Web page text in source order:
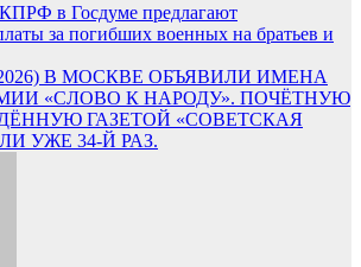
в Госдуме предлагают
за погибших военных на братьев и
В МОСКВЕ ОБЪЯВИЛИ ИМЕНА
«СЛОВО К НАРОДУ». ПОЧЁТНУЮ
ГАЗЕТОЙ «СОВЕТСКАЯ
УЖЕ 34-Й РАЗ.